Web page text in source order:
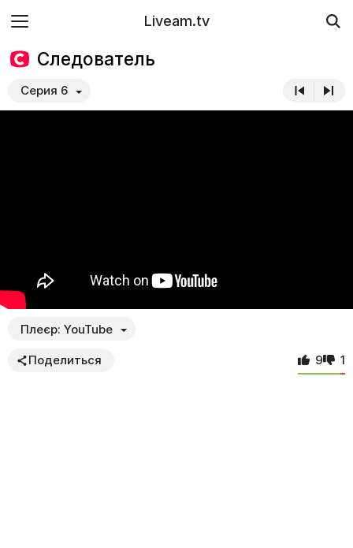
Liveam.tv
Следователь
Серия 6
Плеєр: YouTube
Поделиться 9 1